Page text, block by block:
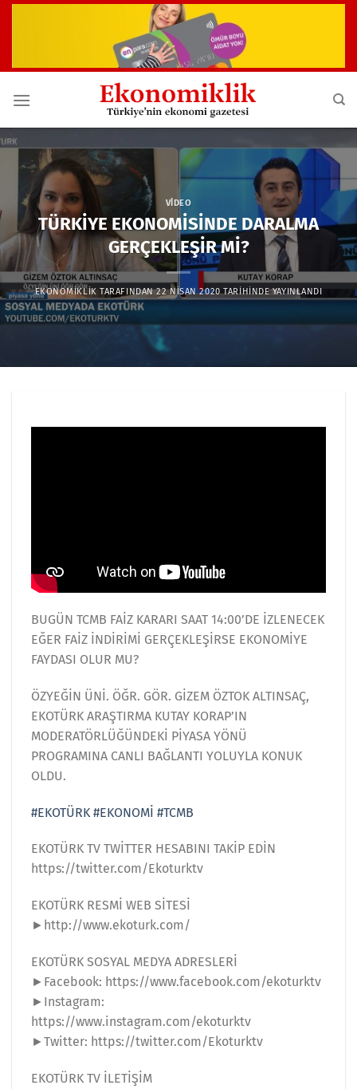
VIDEO
TÜRKİYE EKONOMİSİNDE DARALMA
GERÇEKLEŞİR Mİ?
EKONOMIKLIKTARAFINDAN 22 NISAN 2020TARIHINDE YAYINLANDI
BUGÜN TCMB FAİZ KARARI SAAT 14:00’DE İZLENECEK
EĞER FAİZ İNDİRİMİ GERÇEKLEŞİRSE EKONOMİYE
FAYDASI OLUR MU?
ÖZYEĞİN ÜNİ. ÖĞR. GÖR. GİZEM ÖZTOK ALTINSAÇ,
EKOTÜRK ARAŞTIRMA KUTAY KORAP’IN
MODERATÖRLÜĞÜNDEKİ PİYASA YÖNÜ
PROGRAMINA CANLI BAĞLANTI YOLUYLA KONUK
OLDU.
#EKOTÜRK #EKONOMİ #TCMB
EKOTÜRK TV TWİTTER HESABINI TAKİP EDİN
https://twitter.com/Ekoturktv
EKOTÜRK RESMİ WEB SİTESİ
►http://www.ekoturk.com/
EKOTÜRK SOSYAL MEDYA ADRESLERİ
►Facebook: https://www.facebook.com/ekoturktv
►Instagram:
https://www.instagram.com/ekoturktv
►Twitter: https://twitter.com/Ekoturktv
EKOTÜRK TV İLETİŞİM